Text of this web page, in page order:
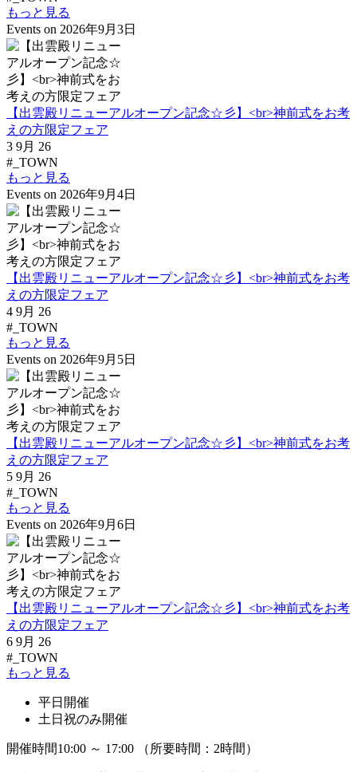
もっと見る
Events on 2026年9月3日
【出雲殿リニューアルオープン記念☆彡】<br>神前式をお考
えの方限定フェア
3 9月 26
#_TOWN
もっと見る
Events on 2026年9月4日
【出雲殿リニューアルオープン記念☆彡】<br>神前式をお考
えの方限定フェア
4 9月 26
#_TOWN
もっと見る
Events on 2026年9月5日
【出雲殿リニューアルオープン記念☆彡】<br>神前式をお考
えの方限定フェア
5 9月 26
#_TOWN
もっと見る
Events on 2026年9月6日
【出雲殿リニューアルオープン記念☆彡】<br>神前式をお考
えの方限定フェア
6 9月 26
#_TOWN
もっと見る
平日開催
土日祝のみ開催
開催時間10:00 ～ 17:00 （所要時間：2時間）